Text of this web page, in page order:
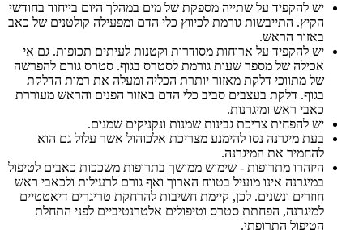
יש להקפיד על שתייה מספקת של מים במהלך היום בייחוד בחודשי
הקיץ. התייבשות גורמת לכיווץ כלי הדם ומפעילה קולטנים של כאב
באזור הראש.
יש להקפיד על ארוחות מסודרות וקטנות לעיתים תכופות. גם אי
אכילה של מספר שעות גורמת לסטרס בגוף. סטרס גורם להפרשה
של מתווכי דלקת מאזור יותרת הכליה ומעלה את רמות הדלקת
בגוף. דלקת בעצבים סביב כלי הדם באזור הפנים והראש מעוררת
כאבי ראש ומיגרנות.
יש להפחית צריכת גבינות שמנות ונקניקים שמנים.
בעת מיגרנה נסו להימנע מצריכת אלכוהול אשר עלול גם הוא
להחמיר את המיגרנה.
היזהרו מתרופות - שימוש ממושך בתרופות משככות כאבים לטיפול
במיגרנה אינו מועיל בטווח הארוך ואף גורם לרעילות ולכאבי ראש
חוזרים ונשנים. לכן, קיימת חשיבות להרחקת טריגרים דיאטטיים
למיגרנה, הפחתת סטרס וטיפולים אלטרנטיביים לפני התחלת
הטיפול התרופתי.